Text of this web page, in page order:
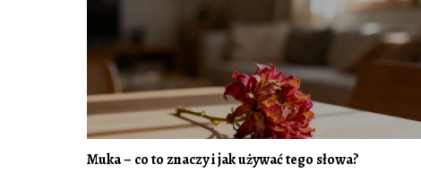
Muka – co to znaczy i jak używać tego słowa?